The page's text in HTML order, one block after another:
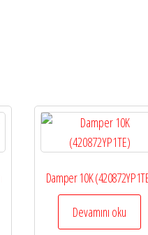
Damper 10K
Devamını oku